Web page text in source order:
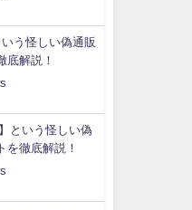
いう怪しい偽通販
底解説！
という怪しい偽
を徹底解説！